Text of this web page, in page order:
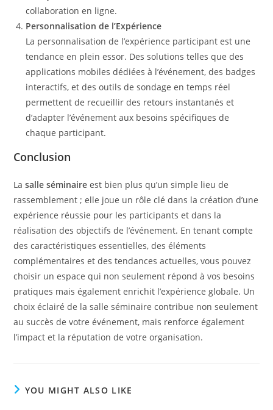
collaboration en ligne.
Personnalisation de l’Expérience
La personnalisation de l’expérience participant est une
tendance en plein essor. Des solutions telles que des
applications mobiles dédiées à l’événement, des badges
interactifs, et des outils de sondage en temps réel
permettent de recueillir des retours instantanés et
d’adapter l’événement aux besoins spécifiques de
chaque participant.
Conclusion
Lasalle séminaire est bien plus qu’un simple lieu de
rassemblement ; elle joue un rôle clé dans la création d’une
expérience réussie pour les participants et dans la
réalisation des objectifs de l’événement. En tenant compte
des caractéristiques essentielles, des éléments
complémentaires et des tendances actuelles, vous pouvez
choisir un espace qui non seulement répond à vos besoins
pratiques mais également enrichit l’expérience globale. Un
choix éclairé de la salle séminaire contribue non seulement
au succès de votre événement, mais renforce également
l’impact et la réputation de votre organisation.
YOU MIGHT ALSO LIKE